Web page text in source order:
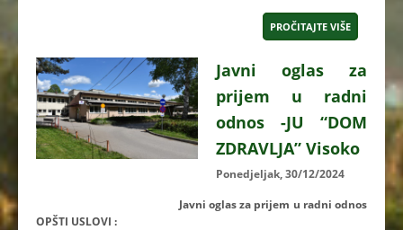
PROČITAJTE VIŠE
Javni oglas za
prijem u radni
odnos -JU “DOM
ZDRAVLJA” Visoko
Ponedjeljak, 30/12/2024
Javni oglas za prijem u radni odnos
OPŠTI USLOVI :